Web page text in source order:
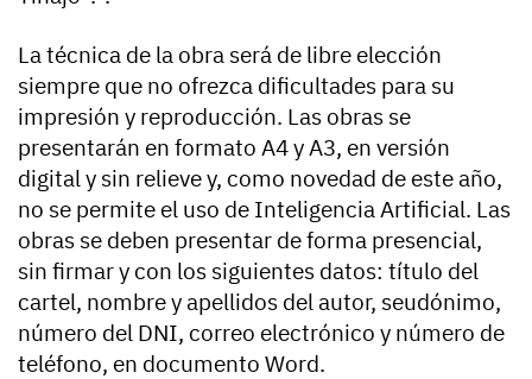
La técnica de la obra será de libre elección
siempre que no ofrezca dificultades para su
impresión y reproducción. Las obras se
presentarán en formato A4 y A3, en versión
digital y sin relieve y, como novedad de este año,
no se permite el uso de Inteligencia Artificial. Las
obras se deben presentar de forma presencial,
sin firmar y con los siguientes datos: título del
cartel, nombre y apellidos del autor, seudónimo,
número del DNI, correo electrónico y número de
teléfono, en documento Word.